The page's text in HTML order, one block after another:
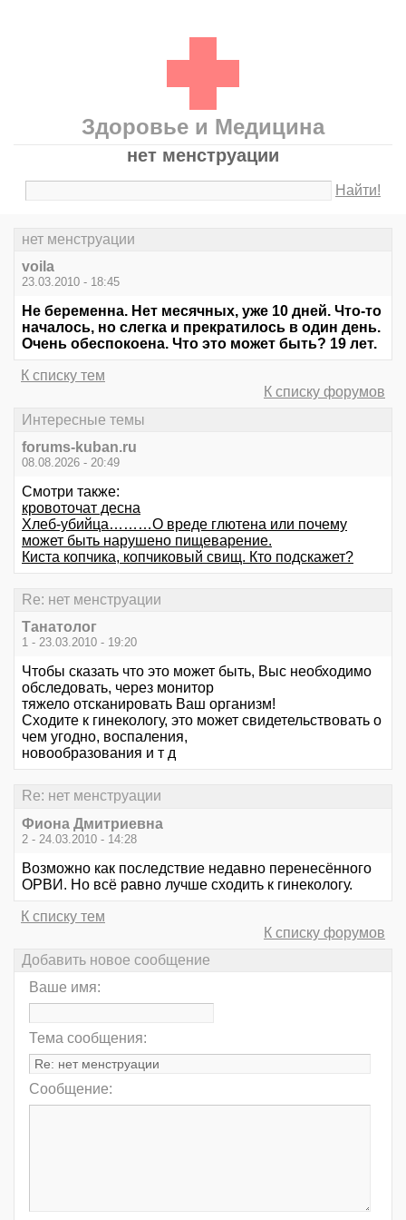
Здоровье и Медицина
нет менструации
Найти!
нет менструации
voila
23.03.2010 - 18:45
Не беременна. Нет месячных, уже 10 дней. Что-то
началось, но слегка и прекратилось в один день.
Очень обеспокоена. Что это может быть? 19 лет.
К списку тем
К списку форумов
Интересные темы
forums-kuban.ru
08.08.2026 - 20:49
Смотри также:
кровоточат десна
Хлеб-убийца………О вреде глютена или почему
может быть нарушено пищеварение.
Киста копчика, копчиковый свищ. Кто подскажет?
Re: нет менструации
Танатолог
1 - 23.03.2010 - 19:20
Чтобы сказать что это может быть, Выс необходимо
обследовать, через монитор
тяжело отсканировать Ваш организм!
Сходите к гинекологу, это может свидетельствовать о
чем угодно, воспаления,
новообразования и т д
Re: нет менструации
Фиона Дмитриевна
2 - 24.03.2010 - 14:28
Возможно как последствие недавно перенесённого
ОРВИ. Но всё равно лучше сходить к гинекологу.
К списку тем
К списку форумов
Добавить новое сообщение
Ваше имя:
Тема сообщения:
Сообщение: